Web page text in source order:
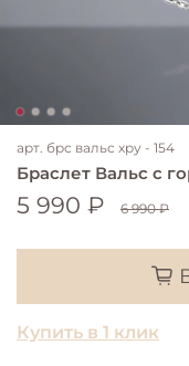
арт. брс вальс хру - 154
Браслет Вальс с
5 990 ₽ 6 990 ₽
Купить в 1 клик